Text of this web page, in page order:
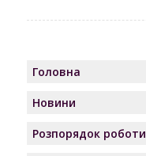
Головна
Новини
Розпорядок роботи